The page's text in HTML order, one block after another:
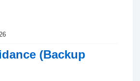
(Backup